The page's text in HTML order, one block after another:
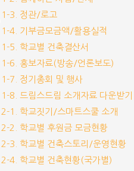
1-3. 정관/로고
1-4. 기부금모금액/활용실적
1-5. 학교별 건축결산서
1-6. 홍보자료(방송/언론보도)
1-7. 정기총회 및 행사
1-8. 드림스드림 소개자료 다운받기
2-1. 학교짓기/스마트스쿨 소개
2-2. 학교별 후원금 모금현황
2-3. 학교별 건축스토리/운영현황
2-4. 학교별 건축현황(국가별)